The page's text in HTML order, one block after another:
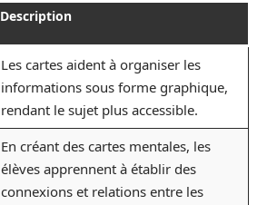
Description
Les cartes aident à organiser les
informations sous forme graphique,
rendant le sujet plus accessible.
En créant des cartes mentales, les
élèves apprennent à établir des
connexions et relations entre les